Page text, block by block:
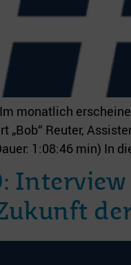
monatlich
Reuter,
1:08:46 min) In